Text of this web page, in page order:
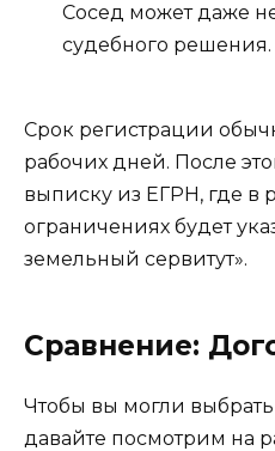
Сосед может даже
судебного решения.
Срок регистрации
рабочих дней. После
выписку из ЕГРН, где в
ограничениях будет
земельный сервитут».
Сравнение:
Чтобы вы могли
давайте посмотрим на